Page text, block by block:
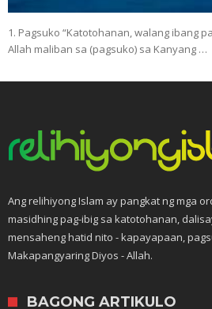
1. Pagsuko “Katotohanan, walang ibang
Allah maliban sa (pagsuko) sa Kanyang …
Ang relihiyong Islam ay pangkat ng mga
masidhing pag-ibig sa katotohanan,
mensaheng hatid nito - kapayapaan,
Makapangyaring Diyos - Allah.
BAGONG ARTIKULO